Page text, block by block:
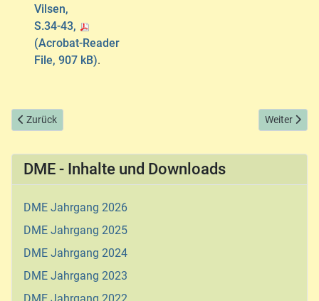
DME - Inhalte und Downloads
DME Jahrgang 2026
DME Jahrgang 2025
DME Jahrgang 2024
DME Jahrgang 2023
Vilsen,
S.34-43,
(Acrobat-Reader
File, 907 kB).
Vorheriger Beitrag: DME Jahrgang 2004
Zurück Nächster
Weiter